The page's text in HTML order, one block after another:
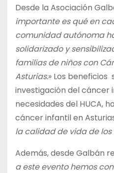
Desde la Asociación
importante es qué en
comunidad autónoma
solidarizado y
familias de niños con
Asturias.» Los beneficios
investigación del cáncer
necesidades del HUCA,
cáncer infantil en
la calidad de vida de los
Además, desde Galbán
a este evento hemos